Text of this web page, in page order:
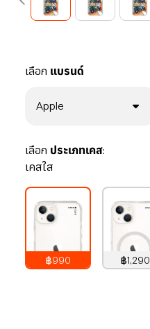
เลือก แบรนด์
Apple
เลือก ประเภทเคส:
เคสใส
฿990
฿1,290